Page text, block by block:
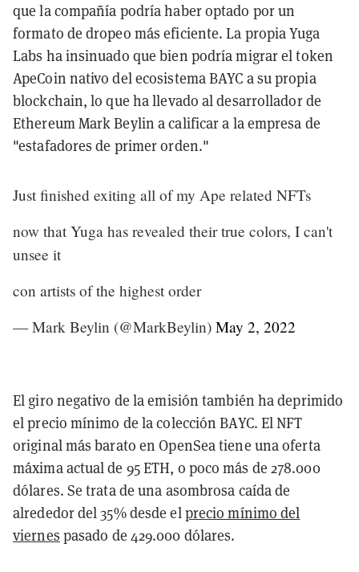
que la compañía podría haber optado por un
formato de dropeo más eficiente. La propia Yuga
Labs ha insinuado que bien podría migrar el token
ApeCoin nativo del ecosistema BAYC a su propia
blockchain, lo que ha llevado al desarrollador de
Ethereum Mark Beylin a calificar a la empresa de
"estafadores de primer orden."
Just finished exiting all of my Ape related NFTs
now that Yuga has revealed their true colors, I can't
unsee it
con artists of the highest order
— Mark Beylin (@MarkBeylin) May 2, 2022
El giro negativo de la emisión también ha deprimido
el precio mínimo de la colección BAYC. El NFT
original más barato en OpenSea tiene una oferta
máxima actual de 95 ETH, o poco más de 278.000
dólares. Se trata de una asombrosa caída de
alrededor del 35% desde elprecio mínimo del
viernes pasado de 429.000 dólares.